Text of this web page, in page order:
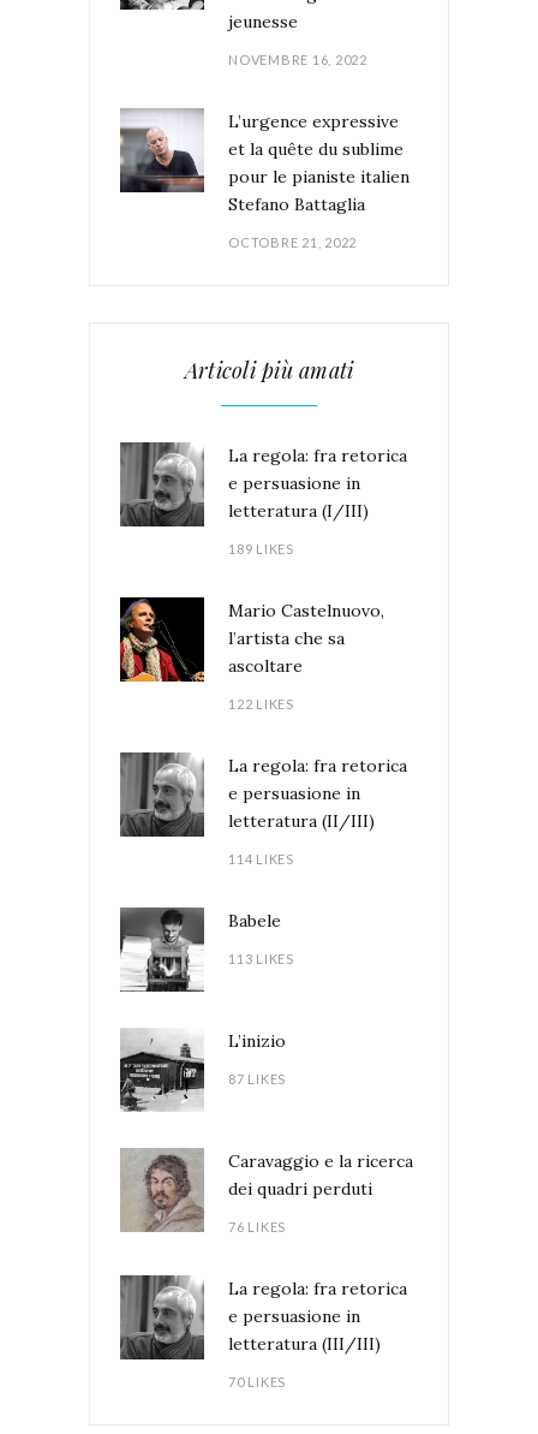
jeunesse
NOVEMBRE 16, 2022
L’urgence expressive
et la quête du sublime
pour le pianiste italien
Stefano Battaglia
OCTOBRE 21, 2022
Articoli più amati
La regola: fra retorica
e persuasione in
letteratura (I/III)
189 LIKES
Mario Castelnuovo,
l’artista che sa
ascoltare
122 LIKES
La regola: fra retorica
e persuasione in
letteratura (II/III)
114 LIKES
Babele
113 LIKES
L’inizio
87 LIKES
Caravaggio e la ricerca
dei quadri perduti
76 LIKES
La regola: fra retorica
e persuasione in
letteratura (III/III)
70 LIKES